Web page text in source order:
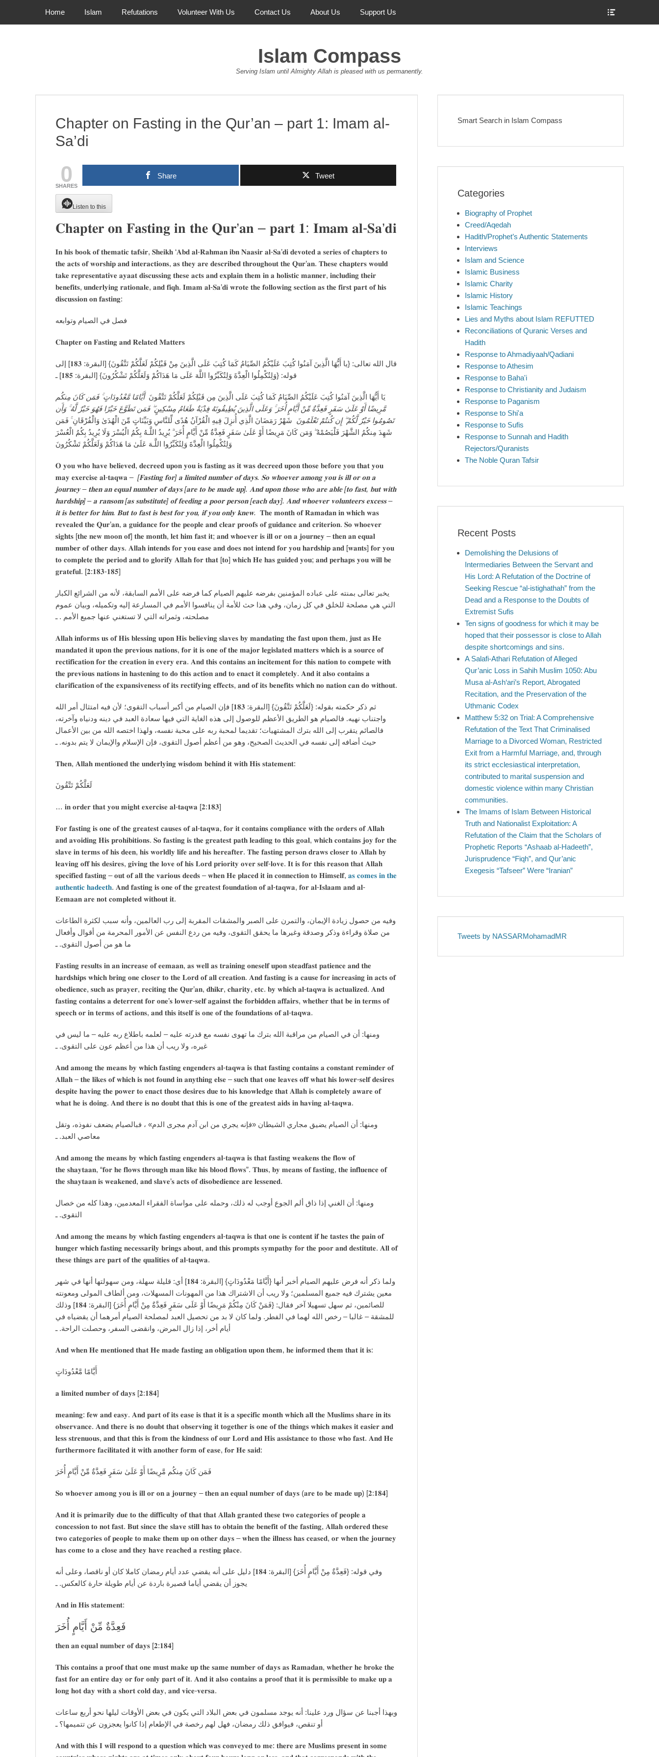
Primary Menu
Home Islam Refutations Volunteer With Us Contact Us About Us Support Us
Islam Compass
Serving Islam until Almighty Allah is pleased with us permanently.
Chapter on Fasting in the Qur’an – part 1: Imam al-
Sa’di
0
SHARES
Share Tweet
Listen to this
𝐂𝐡𝐚𝐩𝐭𝐞𝐫 𝐨𝐧 𝐅𝐚𝐬𝐭𝐢𝐧𝐠 𝐢𝐧 𝐭𝐡𝐞 𝐐𝐮𝐫’𝐚𝐧 – 𝐩𝐚𝐫𝐭 𝟏: 𝐈𝐦𝐚𝐦 𝐚𝐥-𝐒𝐚’𝐝𝐢
𝐈𝐧 𝐡𝐢𝐬 𝐛𝐨𝐨𝐤 𝐨𝐟 𝐭𝐡𝐞𝐦𝐚𝐭𝐢𝐜 𝐭𝐚𝐟𝐬𝐢𝐫, 𝐒𝐡𝐞𝐢𝐤𝐡 ‘𝐀𝐛𝐝 𝐚𝐥-𝐑𝐚𝐡𝐦𝐚𝐧 𝐢𝐛𝐧 𝐍𝐚𝐚𝐬𝐢𝐫 𝐚𝐥-𝐒𝐚’𝐝𝐢 𝐝𝐞𝐯𝐨𝐭𝐞𝐝 𝐚 𝐬𝐞𝐫𝐢𝐞𝐬 𝐨𝐟 𝐜𝐡𝐚𝐩𝐭𝐞𝐫𝐬 𝐭𝐨
𝐭𝐡𝐞 𝐚𝐜𝐭𝐬 𝐨𝐟 𝐰𝐨𝐫𝐬𝐡𝐢𝐩 𝐚𝐧𝐝 𝐢𝐧𝐭𝐞𝐫𝐚𝐜𝐭𝐢𝐨𝐧𝐬, 𝐚𝐬 𝐭𝐡𝐞𝐲 𝐚𝐫𝐞 𝐝𝐞𝐬𝐜𝐫𝐢𝐛𝐞𝐝 𝐭𝐡𝐫𝐨𝐮𝐠𝐡𝐨𝐮𝐭 𝐭𝐡𝐞 𝐐𝐮𝐫’𝐚𝐧. 𝐓𝐡𝐞𝐬𝐞 𝐜𝐡𝐚𝐩𝐭𝐞𝐫𝐬 𝐰𝐨𝐮𝐥𝐝
𝐭𝐚𝐤𝐞 𝐫𝐞𝐩𝐫𝐞𝐬𝐞𝐧𝐭𝐚𝐭𝐢𝐯𝐞 𝐚𝐲𝐚𝐚𝐭 𝐝𝐢𝐬𝐜𝐮𝐬𝐬𝐢𝐧𝐠 𝐭𝐡𝐞𝐬𝐞 𝐚𝐜𝐭𝐬 𝐚𝐧𝐝 𝐞𝐱𝐩𝐥𝐚𝐢𝐧 𝐭𝐡𝐞𝐦 𝐢𝐧 𝐚 𝐡𝐨𝐥𝐢𝐬𝐭𝐢𝐜 𝐦𝐚𝐧𝐧𝐞𝐫, 𝐢𝐧𝐜𝐥𝐮𝐝𝐢𝐧𝐠 𝐭𝐡𝐞𝐢𝐫
𝐛𝐞𝐧𝐞𝐟𝐢𝐭𝐬, 𝐮𝐧𝐝𝐞𝐫𝐥𝐲𝐢𝐧𝐠 𝐫𝐚𝐭𝐢𝐨𝐧𝐚𝐥𝐞, 𝐚𝐧𝐝 𝐟𝐢𝐪𝐡. 𝐈𝐦𝐚𝐦 𝐚𝐥-𝐒𝐚’𝐝𝐢 𝐰𝐫𝐨𝐭𝐞 𝐭𝐡𝐞 𝐟𝐨𝐥𝐥𝐨𝐰𝐢𝐧𝐠 𝐬𝐞𝐜𝐭𝐢𝐨𝐧 𝐚𝐬 𝐭𝐡𝐞 𝐟𝐢𝐫𝐬𝐭 𝐩𝐚𝐫𝐭 𝐨𝐟 𝐡𝐢𝐬
𝐝𝐢𝐬𝐜𝐮𝐬𝐬𝐢𝐨𝐧 𝐨𝐧 𝐟𝐚𝐬𝐭𝐢𝐧𝐠:
فصل في الصيام وتوابعه
𝐂𝐡𝐚𝐩𝐭𝐞𝐫 𝐨𝐧 𝐅𝐚𝐬𝐭𝐢𝐧𝐠 𝐚𝐧𝐝 𝐑𝐞𝐥𝐚𝐭𝐞𝐝 𝐌𝐚𝐭𝐭𝐞𝐫𝐬
قال الله تعالى: {يا أَيُّهَا الَّذِينَ آمَنُوا كُتِبَ عَلَيْكُمُ الصِّيَامُ كَمَا كُتِبَ عَلَى الَّذِينَ مِنْ قَبْلِكُمْ لَعَلَّكُمْ تَتَّقُونَ} [البقرة: 𝟏𝟖𝟑] إلى
قوله: {وَلِتُكْمِلُوا الْعِدَّةَ وَلِتُكَبِّرُوا اللَّهَ عَلَى مَا هَدَاكُمْ وَلَعَلَّكُمْ تَشْكُرُونَ} [البقرة: 𝟏𝟖𝟓] ـ
يَا أَيُّهَا الَّذِينَ آمَنُوا كُتِبَ عَلَيْكُمُ الصِّيَامُ كَمَا كُتِبَ عَلَى الَّذِينَ مِن قَبْلِكُمْ لَعَلَّكُمْ تَتَّقُونَ أَيَّامًا مَّعْدُودَاتٍ ۚ فَمَن كَانَ مِنكُم
مَّرِ‌يضًا أَوْ عَلَىٰ سَفَرٍ‌ فَعِدَّةٌ مِّنْ أَيَّامٍ أُخَرَ‌ ۚ وَعَلَى الَّذِينَ يُطِيقُونَهُ فِدْيَةٌ طَعَامُ مِسْكِينٍ ۖ فَمَن تَطَوَّعَ خَيْرً‌ا فَهُوَ خَيْرٌ‌ لَّهُ ۚ وَأَن
تَصُومُوا خَيْرٌ‌ لَّكُمْ ۖ إِن كُنتُمْ تَعْلَمُونَ شَهْرُ‌ رَ‌مَضَانَ الَّذِي أُنزِلَ فِيهِ الْقُرْ‌آنُ هُدًى لِّلنَّاسِ وَبَيِّنَاتٍ مِّنَ الْهُدَىٰ وَالْفُرْ‌قَانِ ۚ فَمَن
شَهِدَ مِنكُمُ الشَّهْرَ‌ فَلْيَصُمْهُ ۖ وَمَن كَانَ مَرِ‌يضًا أَوْ عَلَىٰ سَفَرٍ‌ فَعِدَّةٌ مِّنْ أَيَّامٍ أُخَرَ‌ ۗ يُرِ‌يدُ اللَّـهُ بِكُمُ الْيُسْرَ‌ وَلَا يُرِ‌يدُ بِكُمُ الْعُسْرَ‌
وَلِتُكْمِلُوا الْعِدَّةَ وَلِتُكَبِّرُ‌وا اللَّـهَ عَلَىٰ مَا هَدَاكُمْ وَلَعَلَّكُمْ تَشْكُرُ‌ونَ
𝐎 𝐲𝐨𝐮 𝐰𝐡𝐨 𝐡𝐚𝐯𝐞 𝐛𝐞𝐥𝐢𝐞𝐯𝐞𝐝, 𝐝𝐞𝐜𝐫𝐞𝐞𝐝 𝐮𝐩𝐨𝐧 𝐲𝐨𝐮 𝐢𝐬 𝐟𝐚𝐬𝐭𝐢𝐧𝐠 𝐚𝐬 𝐢𝐭 𝐰𝐚𝐬 𝐝𝐞𝐜𝐫𝐞𝐞𝐝 𝐮𝐩𝐨𝐧 𝐭𝐡𝐨𝐬𝐞 𝐛𝐞𝐟𝐨𝐫𝐞 𝐲𝐨𝐮 𝐭𝐡𝐚𝐭 𝐲𝐨𝐮
𝐦𝐚𝐲 𝐞𝐱𝐞𝐫𝐜𝐢𝐬𝐞 𝐚𝐥-𝐭𝐚𝐪𝐰𝐚 – [𝐅𝐚𝐬𝐭𝐢𝐧𝐠 𝐟𝐨𝐫] 𝐚 𝐥𝐢𝐦𝐢𝐭𝐞𝐝 𝐧𝐮𝐦𝐛𝐞𝐫 𝐨𝐟 𝐝𝐚𝐲𝐬. 𝐒𝐨 𝐰𝐡𝐨𝐞𝐯𝐞𝐫 𝐚𝐦𝐨𝐧𝐠 𝐲𝐨𝐮 𝐢𝐬 𝐢𝐥𝐥 𝐨𝐫 𝐨𝐧 𝐚
𝐣𝐨𝐮𝐫𝐧𝐞𝐲 – 𝐭𝐡𝐞𝐧 𝐚𝐧 𝐞𝐪𝐮𝐚𝐥 𝐧𝐮𝐦𝐛𝐞𝐫 𝐨𝐟 𝐝𝐚𝐲𝐬 [𝐚𝐫𝐞 𝐭𝐨 𝐛𝐞 𝐦𝐚𝐝𝐞 𝐮𝐩]. 𝐀𝐧𝐝 𝐮𝐩𝐨𝐧 𝐭𝐡𝐨𝐬𝐞 𝐰𝐡𝐨 𝐚𝐫𝐞 𝐚𝐛𝐥𝐞 [𝐭𝐨 𝐟𝐚𝐬𝐭, 𝐛𝐮𝐭 𝐰𝐢𝐭𝐡
𝐡𝐚𝐫𝐝𝐬𝐡𝐢𝐩] – 𝐚 𝐫𝐚𝐧𝐬𝐨𝐦 [𝐚𝐬 𝐬𝐮𝐛𝐬𝐭𝐢𝐭𝐮𝐭𝐞] 𝐨𝐟 𝐟𝐞𝐞𝐝𝐢𝐧𝐠 𝐚 𝐩𝐨𝐨𝐫 𝐩𝐞𝐫𝐬𝐨𝐧 [𝐞𝐚𝐜𝐡 𝐝𝐚𝐲]. 𝐀𝐧𝐝 𝐰𝐡𝐨𝐞𝐯𝐞𝐫 𝐯𝐨𝐥𝐮𝐧𝐭𝐞𝐞𝐫𝐬 𝐞𝐱𝐜𝐞𝐬𝐬 –
𝐢𝐭 𝐢𝐬 𝐛𝐞𝐭𝐭𝐞𝐫 𝐟𝐨𝐫 𝐡𝐢𝐦. 𝐁𝐮𝐭 𝐭𝐨 𝐟𝐚𝐬𝐭 𝐢𝐬 𝐛𝐞𝐬𝐭 𝐟𝐨𝐫 𝐲𝐨𝐮, 𝐢𝐟 𝐲𝐨𝐮 𝐨𝐧𝐥𝐲 𝐤𝐧𝐞𝐰. 𝐓𝐡𝐞 𝐦𝐨𝐧𝐭𝐡 𝐨𝐟 𝐑𝐚𝐦𝐚𝐝𝐚𝐧 𝐢𝐧 𝐰𝐡𝐢𝐜𝐡 𝐰𝐚𝐬
𝐫𝐞𝐯𝐞𝐚𝐥𝐞𝐝 𝐭𝐡𝐞 𝐐𝐮𝐫’𝐚𝐧, 𝐚 𝐠𝐮𝐢𝐝𝐚𝐧𝐜𝐞 𝐟𝐨𝐫 𝐭𝐡𝐞 𝐩𝐞𝐨𝐩𝐥𝐞 𝐚𝐧𝐝 𝐜𝐥𝐞𝐚𝐫 𝐩𝐫𝐨𝐨𝐟𝐬 𝐨𝐟 𝐠𝐮𝐢𝐝𝐚𝐧𝐜𝐞 𝐚𝐧𝐝 𝐜𝐫𝐢𝐭𝐞𝐫𝐢𝐨𝐧. 𝐒𝐨 𝐰𝐡𝐨𝐞𝐯𝐞𝐫
𝐬𝐢𝐠𝐡𝐭𝐬 [𝐭𝐡𝐞 𝐧𝐞𝐰 𝐦𝐨𝐨𝐧 𝐨𝐟] 𝐭𝐡𝐞 𝐦𝐨𝐧𝐭𝐡, 𝐥𝐞𝐭 𝐡𝐢𝐦 𝐟𝐚𝐬𝐭 𝐢𝐭; 𝐚𝐧𝐝 𝐰𝐡𝐨𝐞𝐯𝐞𝐫 𝐢𝐬 𝐢𝐥𝐥 𝐨𝐫 𝐨𝐧 𝐚 𝐣𝐨𝐮𝐫𝐧𝐞𝐲 – 𝐭𝐡𝐞𝐧 𝐚𝐧 𝐞𝐪𝐮𝐚𝐥
𝐧𝐮𝐦𝐛𝐞𝐫 𝐨𝐟 𝐨𝐭𝐡𝐞𝐫 𝐝𝐚𝐲𝐬. 𝐀𝐥𝐥𝐚𝐡 𝐢𝐧𝐭𝐞𝐧𝐝𝐬 𝐟𝐨𝐫 𝐲𝐨𝐮 𝐞𝐚𝐬𝐞 𝐚𝐧𝐝 𝐝𝐨𝐞𝐬 𝐧𝐨𝐭 𝐢𝐧𝐭𝐞𝐧𝐝 𝐟𝐨𝐫 𝐲𝐨𝐮 𝐡𝐚𝐫𝐝𝐬𝐡𝐢𝐩 𝐚𝐧𝐝 [𝐰𝐚𝐧𝐭𝐬] 𝐟𝐨𝐫 𝐲𝐨𝐮
𝐭𝐨 𝐜𝐨𝐦𝐩𝐥𝐞𝐭𝐞 𝐭𝐡𝐞 𝐩𝐞𝐫𝐢𝐨𝐝 𝐚𝐧𝐝 𝐭𝐨 𝐠𝐥𝐨𝐫𝐢𝐟𝐲 𝐀𝐥𝐥𝐚𝐡 𝐟𝐨𝐫 𝐭𝐡𝐚𝐭 [𝐭𝐨] 𝐰𝐡𝐢𝐜𝐡 𝐇𝐞 𝐡𝐚𝐬 𝐠𝐮𝐢𝐝𝐞𝐝 𝐲𝐨𝐮; 𝐚𝐧𝐝 𝐩𝐞𝐫𝐡𝐚𝐩𝐬 𝐲𝐨𝐮 𝐰𝐢𝐥𝐥 𝐛𝐞
𝐠𝐫𝐚𝐭𝐞𝐟𝐮𝐥. [𝟐:𝟏𝟖𝟑-𝟏𝟖𝟓]
يخبر تعالى بمنته على عباده المؤمنين بفرضه عليهم الصيام كما فرضه على الأمم السابقة، لأنه من الشرائع الكبار
التي هي مصلحة للخلق في كل زمان، وفي هذا حث للأمة أن ينافسوا الأمم في المسارعة إليه وتكميله، وبيان عموم
مصلحته، وثمراته التي لا تستغني عنها جميع الأمم . ـ
𝐀𝐥𝐥𝐚𝐡 𝐢𝐧𝐟𝐨𝐫𝐦𝐬 𝐮𝐬 𝐨𝐟 𝐇𝐢𝐬 𝐛𝐥𝐞𝐬𝐬𝐢𝐧𝐠 𝐮𝐩𝐨𝐧 𝐇𝐢𝐬 𝐛𝐞𝐥𝐢𝐞𝐯𝐢𝐧𝐠 𝐬𝐥𝐚𝐯𝐞𝐬 𝐛𝐲 𝐦𝐚𝐧𝐝𝐚𝐭𝐢𝐧𝐠 𝐭𝐡𝐞 𝐟𝐚𝐬𝐭 𝐮𝐩𝐨𝐧 𝐭𝐡𝐞𝐦, 𝐣𝐮𝐬𝐭 𝐚𝐬 𝐇𝐞
𝐦𝐚𝐧𝐝𝐚𝐭𝐞𝐝 𝐢𝐭 𝐮𝐩𝐨𝐧 𝐭𝐡𝐞 𝐩𝐫𝐞𝐯𝐢𝐨𝐮𝐬 𝐧𝐚𝐭𝐢𝐨𝐧𝐬, 𝐟𝐨𝐫 𝐢𝐭 𝐢𝐬 𝐨𝐧𝐞 𝐨𝐟 𝐭𝐡𝐞 𝐦𝐚𝐣𝐨𝐫 𝐥𝐞𝐠𝐢𝐬𝐥𝐚𝐭𝐞𝐝 𝐦𝐚𝐭𝐭𝐞𝐫𝐬 𝐰𝐡𝐢𝐜𝐡 𝐢𝐬 𝐚 𝐬𝐨𝐮𝐫𝐜𝐞 𝐨𝐟
𝐫𝐞𝐜𝐭𝐢𝐟𝐢𝐜𝐚𝐭𝐢𝐨𝐧 𝐟𝐨𝐫 𝐭𝐡𝐞 𝐜𝐫𝐞𝐚𝐭𝐢𝐨𝐧 𝐢𝐧 𝐞𝐯𝐞𝐫𝐲 𝐞𝐫𝐚. 𝐀𝐧𝐝 𝐭𝐡𝐢𝐬 𝐜𝐨𝐧𝐭𝐚𝐢𝐧𝐬 𝐚𝐧 𝐢𝐧𝐜𝐢𝐭𝐞𝐦𝐞𝐧𝐭 𝐟𝐨𝐫 𝐭𝐡𝐢𝐬 𝐧𝐚𝐭𝐢𝐨𝐧 𝐭𝐨 𝐜𝐨𝐦𝐩𝐞𝐭𝐞 𝐰𝐢𝐭𝐡
𝐭𝐡𝐞 𝐩𝐫𝐞𝐯𝐢𝐨𝐮𝐬 𝐧𝐚𝐭𝐢𝐨𝐧𝐬 𝐢𝐧 𝐡𝐚𝐬𝐭𝐞𝐧𝐢𝐧𝐠 𝐭𝐨 𝐝𝐨 𝐭𝐡𝐢𝐬 𝐚𝐜𝐭𝐢𝐨𝐧 𝐚𝐧𝐝 𝐭𝐨 𝐞𝐧𝐚𝐜𝐭 𝐢𝐭 𝐜𝐨𝐦𝐩𝐥𝐞𝐭𝐞𝐥𝐲. 𝐀𝐧𝐝 𝐢𝐭 𝐚𝐥𝐬𝐨 𝐜𝐨𝐧𝐭𝐚𝐢𝐧𝐬 𝐚
𝐜𝐥𝐚𝐫𝐢𝐟𝐢𝐜𝐚𝐭𝐢𝐨𝐧 𝐨𝐟 𝐭𝐡𝐞 𝐞𝐱𝐩𝐚𝐧𝐬𝐢𝐯𝐞𝐧𝐞𝐬𝐬 𝐨𝐟 𝐢𝐭𝐬 𝐫𝐞𝐜𝐭𝐢𝐟𝐲𝐢𝐧𝐠 𝐞𝐟𝐟𝐞𝐜𝐭𝐬, 𝐚𝐧𝐝 𝐨𝐟 𝐢𝐭𝐬 𝐛𝐞𝐧𝐞𝐟𝐢𝐭𝐬 𝐰𝐡𝐢𝐜𝐡 𝐧𝐨 𝐧𝐚𝐭𝐢𝐨𝐧 𝐜𝐚𝐧 𝐝𝐨 𝐰𝐢𝐭𝐡𝐨𝐮𝐭.
ثم ذكر حكمته بقوله: {لَعَلَّكُمْ تَتَّقُونَ} [البقرة: 𝟏𝟖𝟑] فإن الصيام من أكبر أسباب التقوى؛ لأن فيه امتثال أمر الله
واجتناب نهيه. فالصيام هو الطريق الأعظم للوصول إلى هذه الغاية التي فيها سعادة العبد في دينه ودنياه وآخرته،
فالصائم يتقرب إلى الله بترك المشتهيات؛ تقديما لمحبة ربه على محبة نفسه، ولهذا اختصه الله من بين الأعمال
حيث أضافه إلى نفسه في الحديث الصحيح، وهو من أعظم أصول التقوى، فإن الإسلام والإيمان لا يتم بدونه. ـ
𝐓𝐡𝐞𝐧, 𝐀𝐥𝐥𝐚𝐡 𝐦𝐞𝐧𝐭𝐢𝐨𝐧𝐞𝐝 𝐭𝐡𝐞 𝐮𝐧𝐝𝐞𝐫𝐥𝐲𝐢𝐧𝐠 𝐰𝐢𝐬𝐝𝐨𝐦 𝐛𝐞𝐡𝐢𝐧𝐝 𝐢𝐭 𝐰𝐢𝐭𝐡 𝐇𝐢𝐬 𝐬𝐭𝐚𝐭𝐞𝐦𝐞𝐧𝐭:
لَعَلَّكُمْ تَتَّقُونَ
… 𝐢𝐧 𝐨𝐫𝐝𝐞𝐫 𝐭𝐡𝐚𝐭 𝐲𝐨𝐮 𝐦𝐢𝐠𝐡𝐭 𝐞𝐱𝐞𝐫𝐜𝐢𝐬𝐞 𝐚𝐥-𝐭𝐚𝐪𝐰𝐚 [𝟐:𝟏𝟖𝟑]
𝐅𝐨𝐫 𝐟𝐚𝐬𝐭𝐢𝐧𝐠 𝐢𝐬 𝐨𝐧𝐞 𝐨𝐟 𝐭𝐡𝐞 𝐠𝐫𝐞𝐚𝐭𝐞𝐬𝐭 𝐜𝐚𝐮𝐬𝐞𝐬 𝐨𝐟 𝐚𝐥-𝐭𝐚𝐪𝐰𝐚, 𝐟𝐨𝐫 𝐢𝐭 𝐜𝐨𝐧𝐭𝐚𝐢𝐧𝐬 𝐜𝐨𝐦𝐩𝐥𝐢𝐚𝐧𝐜𝐞 𝐰𝐢𝐭𝐡 𝐭𝐡𝐞 𝐨𝐫𝐝𝐞𝐫𝐬 𝐨𝐟 𝐀𝐥𝐥𝐚𝐡
𝐚𝐧𝐝 𝐚𝐯𝐨𝐢𝐝𝐢𝐧𝐠 𝐇𝐢𝐬 𝐩𝐫𝐨𝐡𝐢𝐛𝐢𝐭𝐢𝐨𝐧𝐬. 𝐒𝐨 𝐟𝐚𝐬𝐭𝐢𝐧𝐠 𝐢𝐬 𝐭𝐡𝐞 𝐠𝐫𝐞𝐚𝐭𝐞𝐬𝐭 𝐩𝐚𝐭𝐡 𝐥𝐞𝐚𝐝𝐢𝐧𝐠 𝐭𝐨 𝐭𝐡𝐢𝐬 𝐠𝐨𝐚𝐥, 𝐰𝐡𝐢𝐜𝐡 𝐜𝐨𝐧𝐭𝐚𝐢𝐧𝐬 𝐣𝐨𝐲 𝐟𝐨𝐫 𝐭𝐡𝐞
𝐬𝐥𝐚𝐯𝐞 𝐢𝐧 𝐭𝐞𝐫𝐦𝐬 𝐨𝐟 𝐡𝐢𝐬 𝐝𝐞𝐞𝐧, 𝐡𝐢𝐬 𝐰𝐨𝐫𝐥𝐝𝐥𝐲 𝐥𝐢𝐟𝐞 𝐚𝐧𝐝 𝐡𝐢𝐬 𝐡𝐞𝐫𝐞𝐚𝐟𝐭𝐞𝐫. 𝐓𝐡𝐞 𝐟𝐚𝐬𝐭𝐢𝐧𝐠 𝐩𝐞𝐫𝐬𝐨𝐧 𝐝𝐫𝐚𝐰𝐬 𝐜𝐥𝐨𝐬𝐞𝐫 𝐭𝐨 𝐀𝐥𝐥𝐚𝐡 𝐛𝐲
𝐥𝐞𝐚𝐯𝐢𝐧𝐠 𝐨𝐟𝐟 𝐡𝐢𝐬 𝐝𝐞𝐬𝐢𝐫𝐞𝐬, 𝐠𝐢𝐯𝐢𝐧𝐠 𝐭𝐡𝐞 𝐥𝐨𝐯𝐞 𝐨𝐟 𝐡𝐢𝐬 𝐋𝐨𝐫𝐝 𝐩𝐫𝐢𝐨𝐫𝐢𝐭𝐲 𝐨𝐯𝐞𝐫 𝐬𝐞𝐥𝐟-𝐥𝐨𝐯𝐞. 𝐈𝐭 𝐢𝐬 𝐟𝐨𝐫 𝐭𝐡𝐢𝐬 𝐫𝐞𝐚𝐬𝐨𝐧 𝐭𝐡𝐚𝐭 𝐀𝐥𝐥𝐚𝐡
𝐬𝐩𝐞𝐜𝐢𝐟𝐢𝐞𝐝 𝐟𝐚𝐬𝐭𝐢𝐧𝐠 – 𝐨𝐮𝐭 𝐨𝐟 𝐚𝐥𝐥 𝐭𝐡𝐞 𝐯𝐚𝐫𝐢𝐨𝐮𝐬 𝐝𝐞𝐞𝐝𝐬 – 𝐰𝐡𝐞𝐧 𝐇𝐞 𝐩𝐥𝐚𝐜𝐞𝐝 𝐢𝐭 𝐢𝐧 𝐜𝐨𝐧𝐧𝐞𝐜𝐭𝐢𝐨𝐧 𝐭𝐨 𝐇𝐢𝐦𝐬𝐞𝐥𝐟, 𝐚𝐬 𝐜𝐨𝐦𝐞𝐬 𝐢𝐧 𝐭𝐡𝐞
𝐚𝐮𝐭𝐡𝐞𝐧𝐭𝐢𝐜 𝐡𝐚𝐝𝐞𝐞𝐭𝐡. 𝐀𝐧𝐝 𝐟𝐚𝐬𝐭𝐢𝐧𝐠 𝐢𝐬 𝐨𝐧𝐞 𝐨𝐟 𝐭𝐡𝐞 𝐠𝐫𝐞𝐚𝐭𝐞𝐬𝐭 𝐟𝐨𝐮𝐧𝐝𝐚𝐭𝐢𝐨𝐧 𝐨𝐟 𝐚𝐥-𝐭𝐚𝐪𝐰𝐚, 𝐟𝐨𝐫 𝐚𝐥-𝐈𝐬𝐥𝐚𝐚𝐦 𝐚𝐧𝐝 𝐚𝐥-
𝐄𝐞𝐦𝐚𝐚𝐧 𝐚𝐫𝐞 𝐧𝐨𝐭 𝐜𝐨𝐦𝐩𝐥𝐞𝐭𝐞𝐝 𝐰𝐢𝐭𝐡𝐨𝐮𝐭 𝐢𝐭.
وفيه من حصول زيادة الإيمان، والتمرن على الصبر والمشقات المقربة إلى رب العالمين، وأنه سبب لكثرة الطاعات
من صلاة وقراءة وذكر وصدقة وغيرها ما يحقق التقوى، وفيه من ردع النفس عن الأمور المحرمة من أقوال وأفعال
ما هو من أصول التقوى. ـ
𝐅𝐚𝐬𝐭𝐢𝐧𝐠 𝐫𝐞𝐬𝐮𝐥𝐭𝐬 𝐢𝐧 𝐚𝐧 𝐢𝐧𝐜𝐫𝐞𝐚𝐬𝐞 𝐨𝐟 𝐞𝐞𝐦𝐚𝐚𝐧, 𝐚𝐬 𝐰𝐞𝐥𝐥 𝐚𝐬 𝐭𝐫𝐚𝐢𝐧𝐢𝐧𝐠 𝐨𝐧𝐞𝐬𝐞𝐥𝐟 𝐮𝐩𝐨𝐧 𝐬𝐭𝐞𝐚𝐝𝐟𝐚𝐬𝐭 𝐩𝐚𝐭𝐢𝐞𝐧𝐜𝐞 𝐚𝐧𝐝 𝐭𝐡𝐞
𝐡𝐚𝐫𝐝𝐬𝐡𝐢𝐩𝐬 𝐰𝐡𝐢𝐜𝐡 𝐛𝐫𝐢𝐧𝐠 𝐨𝐧𝐞 𝐜𝐥𝐨𝐬𝐞𝐫 𝐭𝐨 𝐭𝐡𝐞 𝐋𝐨𝐫𝐝 𝐨𝐟 𝐚𝐥𝐥 𝐜𝐫𝐞𝐚𝐭𝐢𝐨𝐧. 𝐀𝐧𝐝 𝐟𝐚𝐬𝐭𝐢𝐧𝐠 𝐢𝐬 𝐚 𝐜𝐚𝐮𝐬𝐞 𝐟𝐨𝐫 𝐢𝐧𝐜𝐫𝐞𝐚𝐬𝐢𝐧𝐠 𝐢𝐧 𝐚𝐜𝐭𝐬 𝐨𝐟
𝐨𝐛𝐞𝐝𝐢𝐞𝐧𝐜𝐞, 𝐬𝐮𝐜𝐡 𝐚𝐬 𝐩𝐫𝐚𝐲𝐞𝐫, 𝐫𝐞𝐜𝐢𝐭𝐢𝐧𝐠 𝐭𝐡𝐞 𝐐𝐮𝐫’𝐚𝐧, 𝐝𝐡𝐢𝐤𝐫, 𝐜𝐡𝐚𝐫𝐢𝐭𝐲, 𝐞𝐭𝐜. 𝐛𝐲 𝐰𝐡𝐢𝐜𝐡 𝐚𝐥-𝐭𝐚𝐪𝐰𝐚 𝐢𝐬 𝐚𝐜𝐭𝐮𝐚𝐥𝐢𝐳𝐞𝐝. 𝐀𝐧𝐝
𝐟𝐚𝐬𝐭𝐢𝐧𝐠 𝐜𝐨𝐧𝐭𝐚𝐢𝐧𝐬 𝐚 𝐝𝐞𝐭𝐞𝐫𝐫𝐞𝐧𝐭 𝐟𝐨𝐫 𝐨𝐧𝐞’𝐬 𝐥𝐨𝐰𝐞𝐫-𝐬𝐞𝐥𝐟 𝐚𝐠𝐚𝐢𝐧𝐬𝐭 𝐭𝐡𝐞 𝐟𝐨𝐫𝐛𝐢𝐝𝐝𝐞𝐧 𝐚𝐟𝐟𝐚𝐢𝐫𝐬, 𝐰𝐡𝐞𝐭𝐡𝐞𝐫 𝐭𝐡𝐚𝐭 𝐛𝐞 𝐢𝐧 𝐭𝐞𝐫𝐦𝐬 𝐨𝐟
𝐬𝐩𝐞𝐞𝐜𝐡 𝐨𝐫 𝐢𝐧 𝐭𝐞𝐫𝐦𝐬 𝐨𝐟 𝐚𝐜𝐭𝐢𝐨𝐧𝐬, 𝐚𝐧𝐝 𝐭𝐡𝐢𝐬 𝐢𝐭𝐬𝐞𝐥𝐟 𝐢𝐬 𝐨𝐧𝐞 𝐨𝐟 𝐭𝐡𝐞 𝐟𝐨𝐮𝐧𝐝𝐚𝐭𝐢𝐨𝐧𝐬 𝐨𝐟 𝐚𝐥-𝐭𝐚𝐪𝐰𝐚.
ومنها: أن في الصيام من مراقبة الله بترك ما تهوى نفسه مع قدرته عليه – لعلمه باطلاع ربه عليه – ما ليس في
غيره، ولا ريب أن هذا من أعظم عون على التقوى. ـ
𝐀𝐧𝐝 𝐚𝐦𝐨𝐧𝐠 𝐭𝐡𝐞 𝐦𝐞𝐚𝐧𝐬 𝐛𝐲 𝐰𝐡𝐢𝐜𝐡 𝐟𝐚𝐬𝐭𝐢𝐧𝐠 𝐞𝐧𝐠𝐞𝐧𝐝𝐞𝐫𝐬 𝐚𝐥-𝐭𝐚𝐪𝐰𝐚 𝐢𝐬 𝐭𝐡𝐚𝐭 𝐟𝐚𝐬𝐭𝐢𝐧𝐠 𝐜𝐨𝐧𝐭𝐚𝐢𝐧𝐬 𝐚 𝐜𝐨𝐧𝐬𝐭𝐚𝐧𝐭 𝐫𝐞𝐦𝐢𝐧𝐝𝐞𝐫 𝐨𝐟
𝐀𝐥𝐥𝐚𝐡 – 𝐭𝐡𝐞 𝐥𝐢𝐤𝐞𝐬 𝐨𝐟 𝐰𝐡𝐢𝐜𝐡 𝐢𝐬 𝐧𝐨𝐭 𝐟𝐨𝐮𝐧𝐝 𝐢𝐧 𝐚𝐧𝐲𝐭𝐡𝐢𝐧𝐠 𝐞𝐥𝐬𝐞 – 𝐬𝐮𝐜𝐡 𝐭𝐡𝐚𝐭 𝐨𝐧𝐞 𝐥𝐞𝐚𝐯𝐞𝐬 𝐨𝐟𝐟 𝐰𝐡𝐚𝐭 𝐡𝐢𝐬 𝐥𝐨𝐰𝐞𝐫-𝐬𝐞𝐥𝐟 𝐝𝐞𝐬𝐢𝐫𝐞𝐬
𝐝𝐞𝐬𝐩𝐢𝐭𝐞 𝐡𝐚𝐯𝐢𝐧𝐠 𝐭𝐡𝐞 𝐩𝐨𝐰𝐞𝐫 𝐭𝐨 𝐞𝐧𝐚𝐜𝐭 𝐭𝐡𝐨𝐬𝐞 𝐝𝐞𝐬𝐢𝐫𝐞𝐬 𝐝𝐮𝐞 𝐭𝐨 𝐡𝐢𝐬 𝐤𝐧𝐨𝐰𝐥𝐞𝐝𝐠𝐞 𝐭𝐡𝐚𝐭 𝐀𝐥𝐥𝐚𝐡 𝐢𝐬 𝐜𝐨𝐦𝐩𝐥𝐞𝐭𝐞𝐥𝐲 𝐚𝐰𝐚𝐫𝐞 𝐨𝐟
𝐰𝐡𝐚𝐭 𝐡𝐞 𝐢𝐬 𝐝𝐨𝐢𝐧𝐠. 𝐀𝐧𝐝 𝐭𝐡𝐞𝐫𝐞 𝐢𝐬 𝐧𝐨 𝐝𝐨𝐮𝐛𝐭 𝐭𝐡𝐚𝐭 𝐭𝐡𝐢𝐬 𝐢𝐬 𝐨𝐧𝐞 𝐨𝐟 𝐭𝐡𝐞 𝐠𝐫𝐞𝐚𝐭𝐞𝐬𝐭 𝐚𝐢𝐝𝐬 𝐢𝐧 𝐡𝐚𝐯𝐢𝐧𝐠 𝐚𝐥-𝐭𝐚𝐪𝐰𝐚.
ومنها: أن الصيام يضيق مجاري الشيطان «فإنه يجري من ابن آدم مجرى الدم» ، فبالصيام يضعف نفوذه، وتقل
معاصي العبد. ـ
𝐀𝐧𝐝 𝐚𝐦𝐨𝐧𝐠 𝐭𝐡𝐞 𝐦𝐞𝐚𝐧𝐬 𝐛𝐲 𝐰𝐡𝐢𝐜𝐡 𝐟𝐚𝐬𝐭𝐢𝐧𝐠 𝐞𝐧𝐠𝐞𝐧𝐝𝐞𝐫𝐬 𝐚𝐥-𝐭𝐚𝐪𝐰𝐚 𝐢𝐬 𝐭𝐡𝐚𝐭 𝐟𝐚𝐬𝐭𝐢𝐧𝐠 𝐰𝐞𝐚𝐤𝐞𝐧𝐬 𝐭𝐡𝐞 𝐟𝐥𝐨𝐰 𝐨𝐟
𝐭𝐡𝐞 𝐬𝐡𝐚𝐲𝐭𝐚𝐚𝐧, “𝐟𝐨𝐫 𝐡𝐞 𝐟𝐥𝐨𝐰𝐬 𝐭𝐡𝐫𝐨𝐮𝐠𝐡 𝐦𝐚𝐧 𝐥𝐢𝐤𝐞 𝐡𝐢𝐬 𝐛𝐥𝐨𝐨𝐝 𝐟𝐥𝐨𝐰𝐬”. 𝐓𝐡𝐮𝐬, 𝐛𝐲 𝐦𝐞𝐚𝐧𝐬 𝐨𝐟 𝐟𝐚𝐬𝐭𝐢𝐧𝐠, 𝐭𝐡𝐞 𝐢𝐧𝐟𝐥𝐮𝐞𝐧𝐜𝐞 𝐨𝐟
𝐭𝐡𝐞 𝐬𝐡𝐚𝐲𝐭𝐚𝐚𝐧 𝐢𝐬 𝐰𝐞𝐚𝐤𝐞𝐧𝐞𝐝, 𝐚𝐧𝐝 𝐬𝐥𝐚𝐯𝐞’𝐬 𝐚𝐜𝐭𝐬 𝐨𝐟 𝐝𝐢𝐬𝐨𝐛𝐞𝐝𝐢𝐞𝐧𝐜𝐞 𝐚𝐫𝐞 𝐥𝐞𝐬𝐬𝐞𝐧𝐞𝐝.
ومنها: أن الغني إذا ذاق ألم الجوع أوجب له ذلك، وحمله على مواساة الفقراء المعدمين، وهذا كله من خصال
التقوى. ـ
𝐀𝐧𝐝 𝐚𝐦𝐨𝐧𝐠 𝐭𝐡𝐞 𝐦𝐞𝐚𝐧𝐬 𝐛𝐲 𝐰𝐡𝐢𝐜𝐡 𝐟𝐚𝐬𝐭𝐢𝐧𝐠 𝐞𝐧𝐠𝐞𝐧𝐝𝐞𝐫𝐬 𝐚𝐥-𝐭𝐚𝐪𝐰𝐚 𝐢𝐬 𝐭𝐡𝐚𝐭 𝐨𝐧𝐞 𝐢𝐬 𝐜𝐨𝐧𝐭𝐞𝐧𝐭 𝐢𝐟 𝐡𝐞 𝐭𝐚𝐬𝐭𝐞𝐬 𝐭𝐡𝐞 𝐩𝐚𝐢𝐧 𝐨𝐟
𝐡𝐮𝐧𝐠𝐞𝐫 𝐰𝐡𝐢𝐜𝐡 𝐟𝐚𝐬𝐭𝐢𝐧𝐠 𝐧𝐞𝐜𝐞𝐬𝐬𝐚𝐫𝐢𝐥𝐲 𝐛𝐫𝐢𝐧𝐠𝐬 𝐚𝐛𝐨𝐮𝐭, 𝐚𝐧𝐝 𝐭𝐡𝐢𝐬 𝐩𝐫𝐨𝐦𝐩𝐭𝐬 𝐬𝐲𝐦𝐩𝐚𝐭𝐡𝐲 𝐟𝐨𝐫 𝐭𝐡𝐞 𝐩𝐨𝐨𝐫 𝐚𝐧𝐝 𝐝𝐞𝐬𝐭𝐢𝐭𝐮𝐭𝐞. 𝐀𝐥𝐥 𝐨𝐟
𝐭𝐡𝐞𝐬𝐞 𝐭𝐡𝐢𝐧𝐠𝐬 𝐚𝐫𝐞 𝐩𝐚𝐫𝐭 𝐨𝐟 𝐭𝐡𝐞 𝐪𝐮𝐚𝐥𝐢𝐭𝐢𝐞𝐬 𝐨𝐟 𝐚𝐥-𝐭𝐚𝐪𝐰𝐚.
ولما ذكر أنه فرض عليهم الصيام أخبر أنها {أَيَّامًا مَعْدُودَاتٍ} [البقرة: 𝟏𝟖𝟒] أي: قليلة سهلة، ومن سهولتها أنها في شهر
معين يشترك فيه جميع المسلمين؛ ولا ريب أن الاشتراك هذا من المهونات المسهلات، ومن ألطاف المولى ومعونته
للصائمين، ثم سهل تسهيلا آخر فقال: {فَمَنْ كَانَ مِنْكُمْ مَرِيضًا أَوْ عَلَى سَفَرٍ فَعِدَّةٌ مِنْ أَيَّامٍ أُخَرَ} [البقرة: 𝟏𝟖𝟒] وذلك
للمشقة – غالبا – رخص الله لهما في الفطر. ولما كان لا بد من تحصيل العبد لمصلحة الصيام أمرهما أن يقضياه في
أيام أخر، إذا زال المرض، وانقضى السفر، وحصلت الراحة. ـ
𝐀𝐧𝐝 𝐰𝐡𝐞𝐧 𝐇𝐞 𝐦𝐞𝐧𝐭𝐢𝐨𝐧𝐞𝐝 𝐭𝐡𝐚𝐭 𝐇𝐞 𝐦𝐚𝐝𝐞 𝐟𝐚𝐬𝐭𝐢𝐧𝐠 𝐚𝐧 𝐨𝐛𝐥𝐢𝐠𝐚𝐭𝐢𝐨𝐧 𝐮𝐩𝐨𝐧 𝐭𝐡𝐞𝐦, 𝐡𝐞 𝐢𝐧𝐟𝐨𝐫𝐦𝐞𝐝 𝐭𝐡𝐞𝐦 𝐭𝐡𝐚𝐭 𝐢𝐭 𝐢𝐬:
أَيَّامًا مَّعْدُودَاتٍ
𝐚 𝐥𝐢𝐦𝐢𝐭𝐞𝐝 𝐧𝐮𝐦𝐛𝐞𝐫 𝐨𝐟 𝐝𝐚𝐲𝐬 [𝟐:𝟏𝟖𝟒]
𝐦𝐞𝐚𝐧𝐢𝐧𝐠: 𝐟𝐞𝐰 𝐚𝐧𝐝 𝐞𝐚𝐬𝐲. 𝐀𝐧𝐝 𝐩𝐚𝐫𝐭 𝐨𝐟 𝐢𝐭𝐬 𝐞𝐚𝐬𝐞 𝐢𝐬 𝐭𝐡𝐚𝐭 𝐢𝐭 𝐢𝐬 𝐚 𝐬𝐩𝐞𝐜𝐢𝐟𝐢𝐜 𝐦𝐨𝐧𝐭𝐡 𝐰𝐡𝐢𝐜𝐡 𝐚𝐥𝐥 𝐭𝐡𝐞 𝐌𝐮𝐬𝐥𝐢𝐦𝐬 𝐬𝐡𝐚𝐫𝐞 𝐢𝐧 𝐢𝐭𝐬
𝐨𝐛𝐬𝐞𝐫𝐯𝐚𝐧𝐜𝐞. 𝐀𝐧𝐝 𝐭𝐡𝐞𝐫𝐞 𝐢𝐬 𝐧𝐨 𝐝𝐨𝐮𝐛𝐭 𝐭𝐡𝐚𝐭 𝐨𝐛𝐬𝐞𝐫𝐯𝐢𝐧𝐠 𝐢𝐭 𝐭𝐨𝐠𝐞𝐭𝐡𝐞𝐫 𝐢𝐬 𝐨𝐧𝐞 𝐨𝐟 𝐭𝐡𝐞 𝐭𝐡𝐢𝐧𝐠𝐬 𝐰𝐡𝐢𝐜𝐡 𝐦𝐚𝐤𝐞𝐬 𝐢𝐭 𝐞𝐚𝐬𝐢𝐞𝐫 𝐚𝐧𝐝
𝐥𝐞𝐬𝐬 𝐬𝐭𝐫𝐞𝐧𝐮𝐨𝐮𝐬, 𝐚𝐧𝐝 𝐭𝐡𝐚𝐭 𝐭𝐡𝐢𝐬 𝐢𝐬 𝐟𝐫𝐨𝐦 𝐭𝐡𝐞 𝐤𝐢𝐧𝐝𝐧𝐞𝐬𝐬 𝐨𝐟 𝐨𝐮𝐫 𝐋𝐨𝐫𝐝 𝐚𝐧𝐝 𝐇𝐢𝐬 𝐚𝐬𝐬𝐢𝐬𝐭𝐚𝐧𝐜𝐞 𝐭𝐨 𝐭𝐡𝐨𝐬𝐞 𝐰𝐡𝐨 𝐟𝐚𝐬𝐭. 𝐀𝐧𝐝 𝐇𝐞
𝐟𝐮𝐫𝐭𝐡𝐞𝐫𝐦𝐨𝐫𝐞 𝐟𝐚𝐜𝐢𝐥𝐢𝐭𝐚𝐭𝐞𝐝 𝐢𝐭 𝐰𝐢𝐭𝐡 𝐚𝐧𝐨𝐭𝐡𝐞𝐫 𝐟𝐨𝐫𝐦 𝐨𝐟 𝐞𝐚𝐬𝐞, 𝐟𝐨𝐫 𝐇𝐞 𝐬𝐚𝐢𝐝:
𝐒𝐨 𝐰𝐡𝐨𝐞𝐯𝐞𝐫 𝐚𝐦𝐨𝐧𝐠 𝐲𝐨𝐮 𝐢𝐬 𝐢𝐥𝐥 𝐨𝐫 𝐨𝐧 𝐚 𝐣𝐨𝐮𝐫𝐧𝐞𝐲 – 𝐭𝐡𝐞𝐧 𝐚𝐧 𝐞𝐪𝐮𝐚𝐥 𝐧𝐮𝐦𝐛𝐞𝐫 𝐨𝐟 𝐝𝐚𝐲𝐬 (𝐚𝐫𝐞 𝐭𝐨 𝐛𝐞 𝐦𝐚𝐝𝐞 𝐮𝐩) [𝟐:𝟏𝟖𝟒]
𝐀𝐧𝐝 𝐢𝐭 𝐢𝐬 𝐩𝐫𝐢𝐦𝐚𝐫𝐢𝐥𝐲 𝐝𝐮𝐞 𝐭𝐨 𝐭𝐡𝐞 𝐝𝐢𝐟𝐟𝐢𝐜𝐮𝐥𝐭𝐲 𝐨𝐟 𝐭𝐡𝐚𝐭 𝐭𝐡𝐚𝐭 𝐀𝐥𝐥𝐚𝐡 𝐠𝐫𝐚𝐧𝐭𝐞𝐝 𝐭𝐡𝐞𝐬𝐞 𝐭𝐰𝐨 𝐜𝐚𝐭𝐞𝐠𝐨𝐫𝐢𝐞𝐬 𝐨𝐟 𝐩𝐞𝐨𝐩𝐥𝐞 𝐚
𝐜𝐨𝐧𝐜𝐞𝐬𝐬𝐢𝐨𝐧 𝐭𝐨 𝐧𝐨𝐭 𝐟𝐚𝐬𝐭. 𝐁𝐮𝐭 𝐬𝐢𝐧𝐜𝐞 𝐭𝐡𝐞 𝐬𝐥𝐚𝐯𝐞 𝐬𝐭𝐢𝐥𝐥 𝐡𝐚𝐬 𝐭𝐨 𝐨𝐛𝐭𝐚𝐢𝐧 𝐭𝐡𝐞 𝐛𝐞𝐧𝐞𝐟𝐢𝐭 𝐨𝐟 𝐭𝐡𝐞 𝐟𝐚𝐬𝐭𝐢𝐧𝐠, 𝐀𝐥𝐥𝐚𝐡 𝐨𝐫𝐝𝐞𝐫𝐞𝐝 𝐭𝐡𝐞𝐬𝐞
𝐭𝐰𝐨 𝐜𝐚𝐭𝐞𝐠𝐨𝐫𝐢𝐞𝐬 𝐨𝐟 𝐩𝐞𝐨𝐩𝐥𝐞 𝐭𝐨 𝐦𝐚𝐤𝐞 𝐭𝐡𝐞𝐦 𝐮𝐩 𝐨𝐧 𝐨𝐭𝐡𝐞𝐫 𝐝𝐚𝐲𝐬 – 𝐰𝐡𝐞𝐧 𝐭𝐡𝐞 𝐢𝐥𝐥𝐧𝐞𝐬𝐬 𝐡𝐚𝐬 𝐜𝐞𝐚𝐬𝐞𝐝, 𝐨𝐫 𝐰𝐡𝐞𝐧 𝐭𝐡𝐞 𝐣𝐨𝐮𝐫𝐧𝐞𝐲
𝐡𝐚𝐬 𝐜𝐨𝐦𝐞 𝐭𝐨 𝐚 𝐜𝐥𝐨𝐬𝐞 𝐚𝐧𝐝 𝐭𝐡𝐞𝐲 𝐡𝐚𝐯𝐞 𝐫𝐞𝐚𝐜𝐡𝐞𝐝 𝐚 𝐫𝐞𝐬𝐭𝐢𝐧𝐠 𝐩𝐥𝐚𝐜𝐞.
وفي قوله: {فَعِدَّةٌ مِنْ أَيَّامٍ أُخَرَ} [البقرة: 𝟏𝟖𝟒] دليل على أنه يقضي عدد أيام رمضان كاملا كان أو ناقصا، وعلى أنه
يجوز أن يقضي أياما قصيرة باردة عن أيام طويلة حارة كالعكس. ـ
𝐀𝐧𝐝 𝐢𝐧 𝐇𝐢𝐬 𝐬𝐭𝐚𝐭𝐞𝐦𝐞𝐧𝐭:
𝐭𝐡𝐞𝐧 𝐚𝐧 𝐞𝐪𝐮𝐚𝐥 𝐧𝐮𝐦𝐛𝐞𝐫 𝐨𝐟 𝐝𝐚𝐲𝐬 [𝟐:𝟏𝟖𝟒]
𝐓𝐡𝐢𝐬 𝐜𝐨𝐧𝐭𝐚𝐢𝐧𝐬 𝐚 𝐩𝐫𝐨𝐨𝐟 𝐭𝐡𝐚𝐭 𝐨𝐧𝐞 𝐦𝐮𝐬𝐭 𝐦𝐚𝐤𝐞 𝐮𝐩 𝐭𝐡𝐞 𝐬𝐚𝐦𝐞 𝐧𝐮𝐦𝐛𝐞𝐫 𝐨𝐟 𝐝𝐚𝐲𝐬 𝐚𝐬 𝐑𝐚𝐦𝐚𝐝𝐚𝐧, 𝐰𝐡𝐞𝐭𝐡𝐞𝐫 𝐡𝐞 𝐛𝐫𝐨𝐤𝐞 𝐭𝐡𝐞
𝐟𝐚𝐬𝐭 𝐟𝐨𝐫 𝐚𝐧 𝐞𝐧𝐭𝐢𝐫𝐞 𝐝𝐚𝐲 𝐨𝐫 𝐟𝐨𝐫 𝐨𝐧𝐥𝐲 𝐩𝐚𝐫𝐭 𝐨𝐟 𝐢𝐭. 𝐀𝐧𝐝 𝐢𝐭 𝐚𝐥𝐬𝐨 𝐜𝐨𝐧𝐭𝐚𝐢𝐧𝐬 𝐚 𝐩𝐫𝐨𝐨𝐟 𝐭𝐡𝐚𝐭 𝐢𝐭 𝐢𝐬 𝐩𝐞𝐫𝐦𝐢𝐬𝐬𝐢𝐛𝐥𝐞 𝐭𝐨 𝐦𝐚𝐤𝐞 𝐮𝐩 𝐚
𝐥𝐨𝐧𝐠 𝐡𝐨𝐭 𝐝𝐚𝐲 𝐰𝐢𝐭𝐡 𝐚 𝐬𝐡𝐨𝐫𝐭 𝐜𝐨𝐥𝐝 𝐝𝐚𝐲, 𝐚𝐧𝐝 𝐯𝐢𝐜𝐞-𝐯𝐞𝐫𝐬𝐚.
وبهذا أجبنا عن سؤال ورد علينا: أنه يوجد مسلمون في بعض البلاد التي يكون في بعض الأوقات ليلها نحو أربع ساعات
أو تنقص، فيوافق ذلك رمضان، فهل لهم رخصة في الإطعام إذا كانوا يعجزون عن تتميمها؟ ـ
𝐀𝐧𝐝 𝐰𝐢𝐭𝐡 𝐭𝐡𝐢𝐬 𝐈 𝐰𝐢𝐥𝐥 𝐫𝐞𝐬𝐩𝐨𝐧𝐝 𝐭𝐨 𝐚 𝐪𝐮𝐞𝐬𝐭𝐢𝐨𝐧 𝐰𝐡𝐢𝐜𝐡 𝐰𝐚𝐬 𝐜𝐨𝐧𝐯𝐞𝐲𝐞𝐝 𝐭𝐨 𝐦𝐞: 𝐭𝐡𝐞𝐫𝐞 𝐚𝐫𝐞 𝐌𝐮𝐬𝐥𝐢𝐦𝐬 𝐩𝐫𝐞𝐬𝐞𝐧𝐭 𝐢𝐧 𝐬𝐨𝐦𝐞
Smart Search in Islam Compass
Categories
Biography of Prophet
Creed/Aqedah
Hadith/Prophet’s Authentic Statements
Interviews
Islam and Science
Islamic Business
Islamic Charity
Islamic History
Islamic Teachings
Lies and Myths about Islam REFUTTED
Reconciliations of Quranic Verses and
Hadith
Response to Ahmadiyaah/Qadiani
Response to Athesim
Response to Baha'i
Response to Christianity and Judaism
Response to Paganism
Response to Shi'a
Response to Sufis
Response to Sunnah and Hadith
Rejectors/Quranists
The Noble Quran Tafsir
Recent Posts
Demolishing the Delusions of
Intermediaries Between the Servant and
His Lord: A Refutation of the Doctrine of
Seeking Rescue “al-istighathah” from the
Dead and a Response to the Doubts of
Extremist Sufis
Ten signs of goodness for which it may be
hoped that their possessor is close to Allah
despite shortcomings and sins.
A Salafi-Athari Refutation of Alleged
Qur’anic Loss in Sahih Muslim 1050: Abu
Musa al-Ash‘ari’s Report, Abrogated
Recitation, and the Preservation of the
Uthmanic Codex
Matthew 5:32 on Trial: A Comprehensive
Refutation of the Text That Criminalised
Marriage to a Divorced Woman, Restricted
Exit from a Harmful Marriage, and, through
its strict ecclesiastical interpretation,
contributed to marital suspension and
domestic violence within many Christian
communities.
The Imams of Islam Between Historical
Truth and Nationalist Exploitation: A
Refutation of the Claim that the Scholars of
Prophetic Reports “Ashaab al-Hadeeth”,
Jurisprudence “Fiqh”, and Qur’anic
Exegesis “Tafseer” Were “Iranian”
Tweets by NASSARMohamadMR